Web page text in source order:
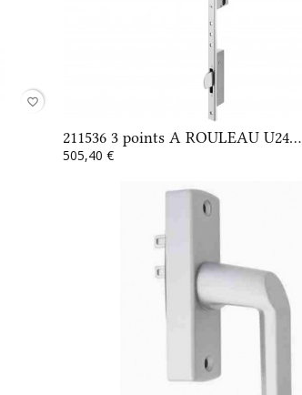
favorite_border
211536 3 points A ROULEAU U24...
505,40 €